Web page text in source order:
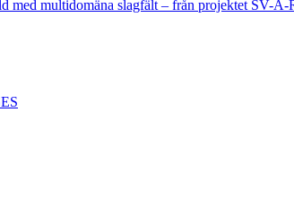
med multidomäna slagfält – från projektet SV-